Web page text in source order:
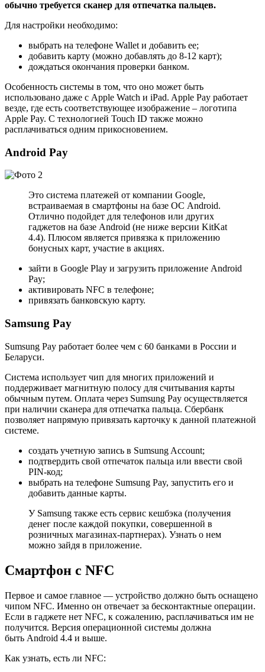
обычно требуется сканер для отпечатка пальцев.
Для настройки необходимо:
выбрать на телефоне Wallet и добавить ее;
добавить карту (можно добавлять до 8-12 карт);
дождаться окончания проверки банком.
Особенность системы в том, что оно может быть
использовано даже с Apple Watch и iPad. Apple Pay работает
везде, где есть соответствующее изображение – логотипа
Apple Pay. С технологией Touch ID также можно
расплачиваться одним прикосновением.
Android Pay
Это система платежей от компании Google,
встраиваемая в смартфоны на базе ОС Android.
Отлично подойдет для телефонов или других
гаджетов на базе Android (не ниже версии KitKat
4.4). Плюсом является привязка к приложению
бонусных карт, участие в акциях.
зайти в Google Play и загрузить приложение Android
Pay;
активировать NFC в телефоне;
привязать банковскую карту.
Samsung Pay
Sumsung Pay работает более чем с 60 банками в России и
Беларуси.
Система использует чип для многих приложений и
поддерживает магнитную полосу для считывания карты
обычным путем. Оплата через Sumsung Pay осуществляется
при наличии сканера для отпечатка пальца. Сбербанк
позволяет напрямую привязать карточку к данной платежной
системе.
создать учетную запись в Sumsung Account;
подтвердить свой отпечаток пальца или ввести свой
PIN-код;
выбрать на телефоне Sumsung Pay, запустить его и
добавить данные карты.
У Samsung также есть сервис кешбэка (получения
денег после каждой покупки, совершенной в
розничных магазинах-партнерах). Узнать о нем
можно зайдя в приложение.
Смартфон с NFC
Первое и самое главное — устройство должно быть оснащено
чипом NFC. Именно он отвечает за бесконтактные операции.
Если в гаджете нет NFC, к сожалению, расплачиваться им не
получится. Версия операционной системы должна
быть Android 4.4 и выше.
Как узнать, есть ли NFC: